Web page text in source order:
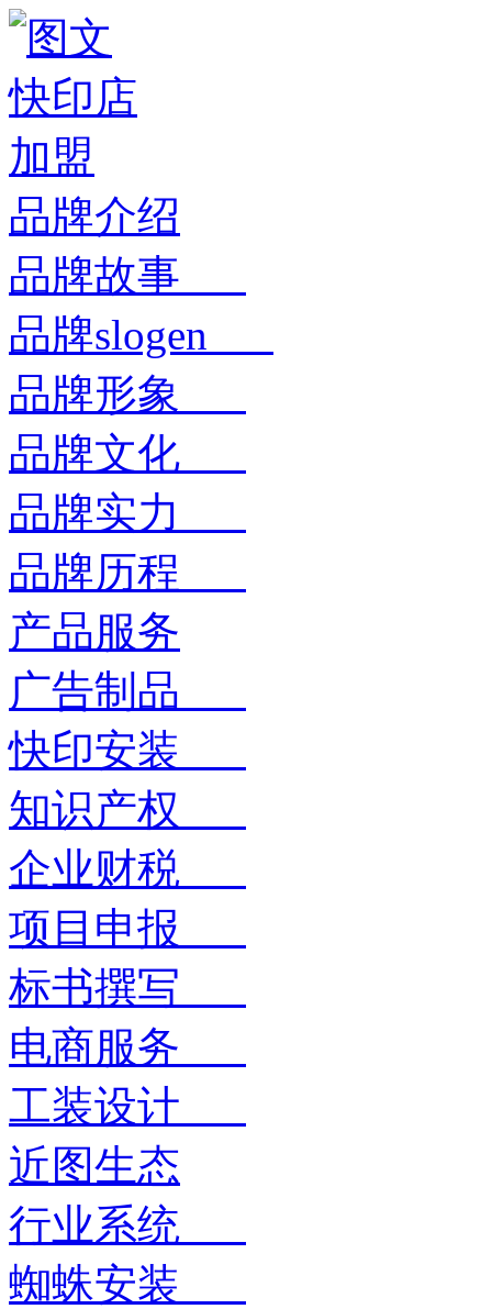
品牌介绍
品牌故事
品牌slogen
品牌形象
品牌文化
品牌实力
品牌历程
产品服务
广告制品
快印安装
知识产权
企业财税
项目申报
标书撰写
电商服务
工装设计
近图生态
行业系统
蜘蛛安装